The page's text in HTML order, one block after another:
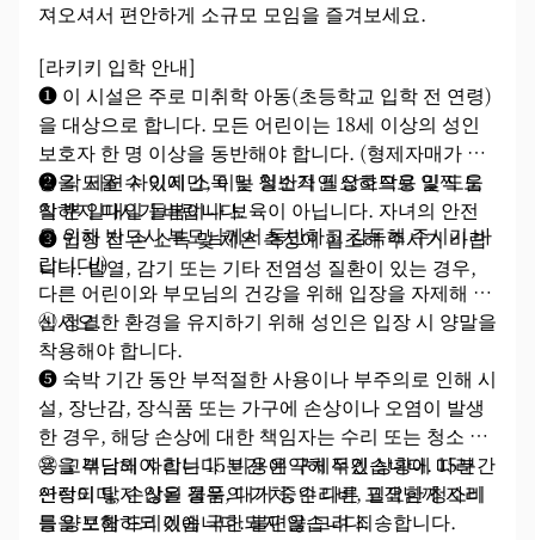
* 화요일은 공휴일입니다.
져오셔서 편안하게 소규모 모임을 즐겨보세요.
[라키키 입학 안내]
➊ 이 시설은 주로 미취학 아동(초등학교 입학 전 연령)
을 대상으로 합니다. 모든 어린이는 18세 이상의 성인
보호자 한 명 이상을 동반해야 합니다. (형제자매가 활
동을 도울 수 있지만, 이는 일반적인 상호작용 및 도움
일 뿐 일대일 돌봄이나 보육이 아닙니다. 자녀의 안전
을 위해 반드시 부모님께서 동반하고 감독해 주시기 바
랍니다!)
➋ 각 세션 사이에 소독 및 청소가 필요하므로 일찍 도
착하지 마시기 바랍니다.
➌ 입장 전 손 소독 및 체온 측정에 협조해 주시기 바랍
니다. 발열, 감기 또는 기타 전염성 질환이 있는 경우,
다른 어린이와 부모님의 건강을 위해 입장을 자제해 주
십시오.
④ 청결한 환경을 유지하기 위해 성인은 입장 시 양말을
착용해야 합니다.
➎ 숙박 기간 동안 부적절한 사용이나 부주의로 인해 시
설, 장난감, 장식품 또는 가구에 손상이나 오염이 발생
한 경우, 해당 손상에 대한 책임자는 수리 또는 청소 비
용을 부담해야 합니다. 비용은 구체적인 상황에 따라
산정되며, 손상된 물품의 가치, 수리비, 필요한 청소비
등을 포함하되 이에 국한되지 않습니다.
② 고객님의 자리는 15분간 예약해 두겠습니다. 15분간
연락이 닿지 않을 경우, 대기 중인 다른 고객님께 자리
를 양보해 드리겠습니다. 불편을 드려 죄송합니다.